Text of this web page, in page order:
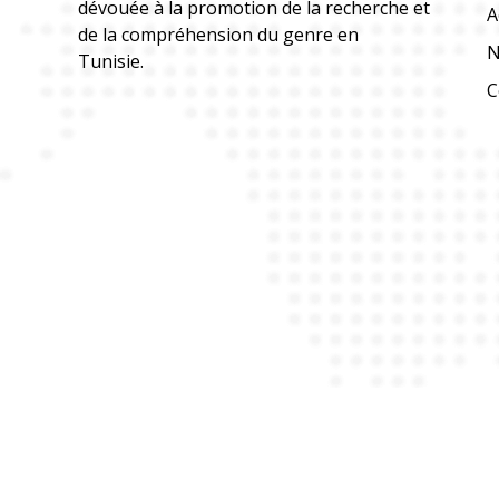
dévouée à la promotion de la recherche et
de la compréhension du genre en
Tunisie.